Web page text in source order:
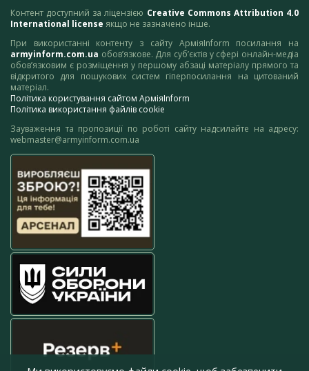
Контент доступний за ліцензією Creative Commons Attribution 4.0
International license якщо не зазначено інше.
При використанні контенту з сайту АрміяInform посилання на
armyinform.com.ua обов’язкове. Для суб’єктів у сфері онлайн-медіа
обов’язковим є розміщення у першому абзаці матеріалу прямого та
відкритого для пошукових систем гіперпосилання на цитований
матеріал.
Політика користування сайтом АрміяInform
Політика використання файлів cookie
Зауваження та пропозиції по роботі сайту надсилайте на адресу:
webmaster@armyinform.com.ua